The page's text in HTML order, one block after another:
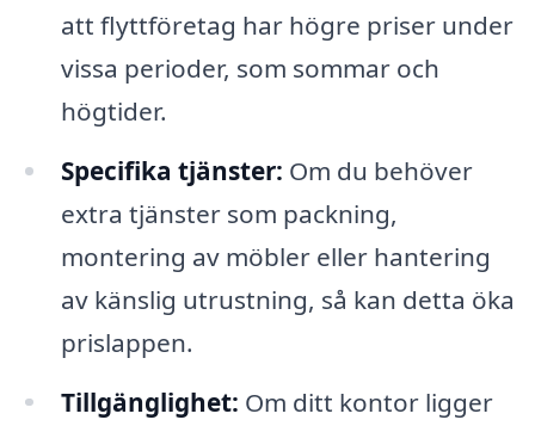
att flyttföretag har högre priser under
vissa perioder, som sommar och
högtider.
Specifika tjänster: Om du behöver
extra tjänster som packning,
montering av möbler eller hantering
av känslig utrustning, så kan detta öka
prislappen.
Tillgänglighet: Om ditt kontor ligger